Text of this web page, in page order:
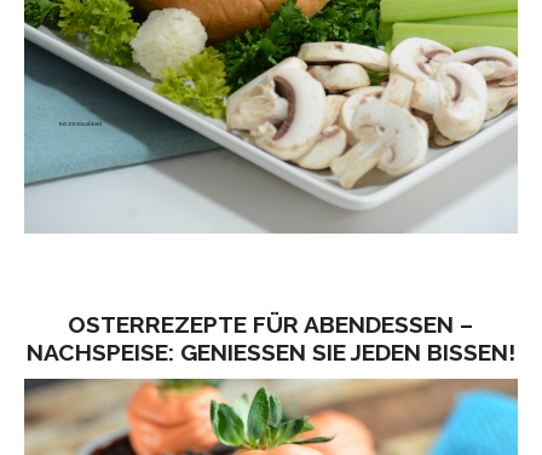
OSTERREZEPTE FÜR ABENDESSEN –
NACHSPEISE: GENIESSEN SIE JEDEN BISSEN!